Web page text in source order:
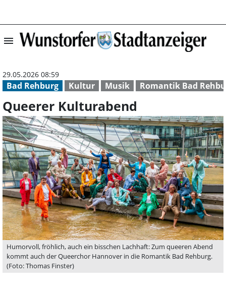
menu Queerer
Bad Rehburg Kultur Musik Romantik Bad
29.05.2026 08:59
Queerer Kulturabend
Humorvoll, fröhlich, auch ein bisschen Lachhaft: Zum queeren Abend
kommt auch der Queerchor Hannover in die Romantik Bad Rehburg.
(Foto: Thomas Finster)